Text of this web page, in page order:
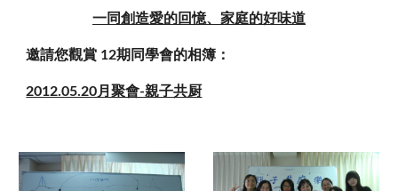
一同創造愛的回憶、家庭的好味道
邀請您觀賞 12期同學會的相簿：
2012.05.20月聚會-親子共厨